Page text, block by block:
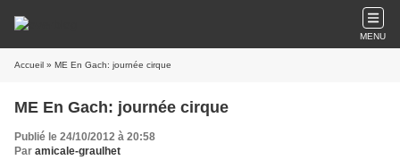
MENU
Accueil » ME En Gach: journée cirque
ME En Gach: journée cirque
Publié le 24/10/2012 à 20:58
Par amicale-graulhet